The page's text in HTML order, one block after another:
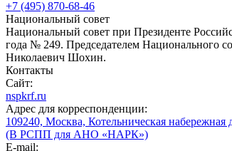
+7 (495) 870-68-46
Национальный совет
Национальный совет при Президенте
года № 249. Председателем Национального
Николаевич Шохин.
Контакты
Сайт:
nspkrf.ru
Адрес для корреспонденции:
109240, Москва, Котельническая набережная
(В РСПП для АНО «НАРК»)
E-mail: